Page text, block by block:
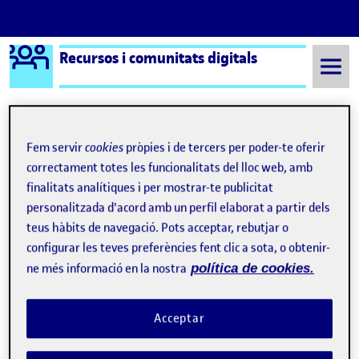
Saltar al contingut
Logo Ágora
Recursos i comunitats digitals
Semestre 20221 - Aula 1 Júlia
Júlia
Publicat perValoració final
Publicat per
Júlia
completament a distància amb la resta de companys. Ha estat
una nova experiència molt enriquidora encara que en un inici,
vaig trobar dificultats perquè el treball era de manera asíncrona.
Fem servircookies pròpies i de tercers per poder-te oferir
correctament totes les funcionalitats del lloc web, amb
finalitats analítiques i per mostrar-te publicitat
personalitzada d'acord amb un perfil elaborat a partir dels
teus hàbits de navegació. Pots acceptar, rebutjar o
configurar les teves preferències fent clic a sota, o obtenir-
ne més informació en la nostra política de cookies.
Acceptar